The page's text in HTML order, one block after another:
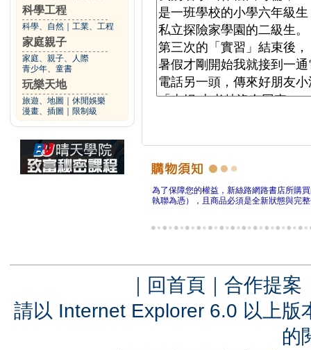
科學工程
科學、自然 工業、工程
家庭親子
家庭、親子、人際
青少年、童書
玩樂天地
旅遊、地圖
休閒娛樂
漫畫、插圖
限制級
為了保障您的權益，新絲路網路書店所購
執聯為憑），且商品必須是全新狀態與完
｜ 回首頁 ｜ 合作提案
請以 Internet Explorer 6.0 以上
的